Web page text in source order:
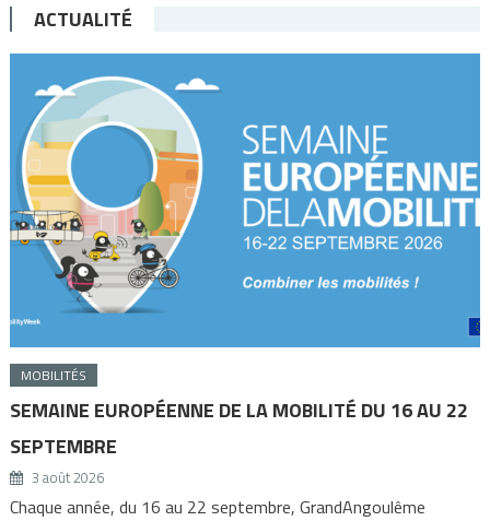
ACTUALITÉ
MOBILITÉS
SEMAINE EUROPÉENNE DE LA MOBILITÉ DU 16 AU 22
SEPTEMBRE
3 août 2026
Chaque année, du 16 au 22 septembre, GrandAngoulême